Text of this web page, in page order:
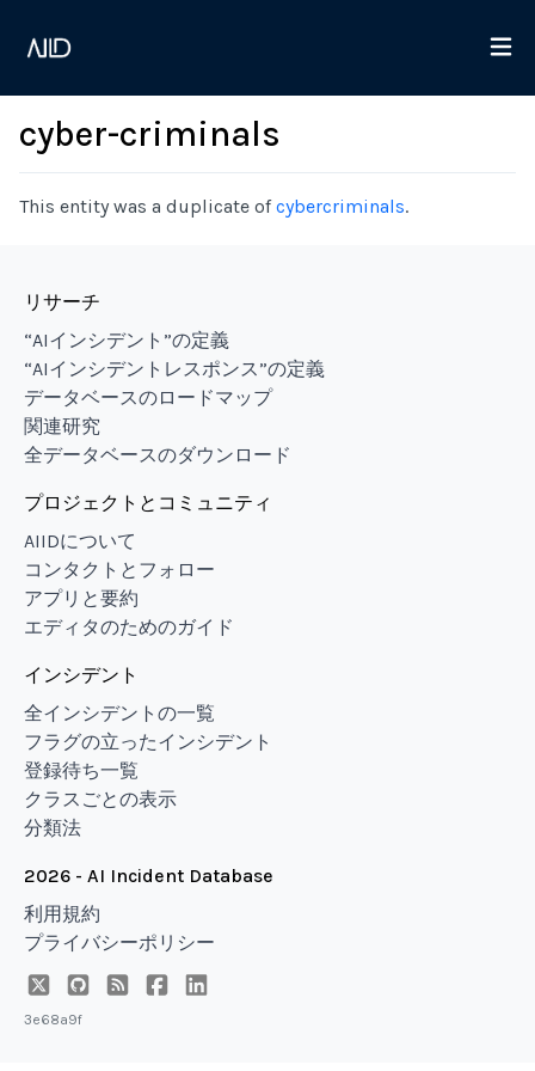
cyber-criminals
This entity was a duplicate of cybercriminals.
リサーチ
“AIインシデント”の定義
“AIインシデントレスポンス”の定義
データベースのロードマップ
関連研究
全データベースのダウンロード
プロジェクトとコミュニティ
AIIDについて
コンタクトとフォロー
アプリと要約
エディタのためのガイド
インシデント
全インシデントの一覧
フラグの立ったインシデント
登録待ち一覧
クラスごとの表示
分類法
2026 - AI Incident Database
利用規約
プライバシーポリシー
3e68a9f